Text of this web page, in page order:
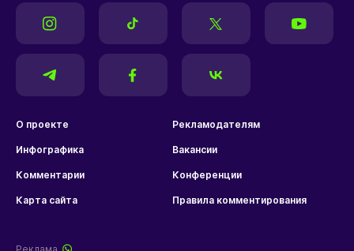
О проекте Рекламодателям
Инфографика Вакансии
Комментарии Конференции
Карта сайта Правила комментирования